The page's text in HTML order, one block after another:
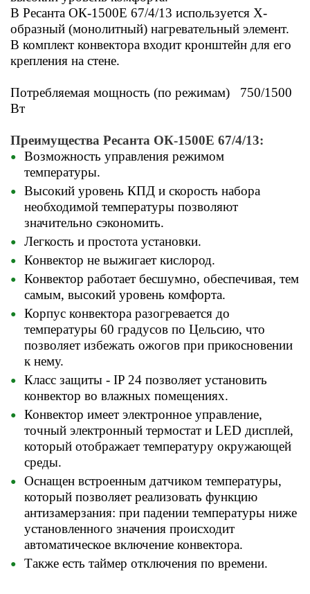
В Ресанта ОК-1500Е 67/4/13 используется Х-
образный (монолитный) нагревательный элемент.
В комплект конвектора входит кронштейн для его
крепления на стене.
Потребляемая мощность (по режимам) 750/1500
Вт
Преимущества Ресанта ОК-1500Е 67/4/13:
Возможность управления режимом
температуры.
Высокий уровень КПД и скорость набора
необходимой температуры позволяют
значительно сэкономить.
Легкость и простота установки.
Конвектор не выжигает кислород.
Конвектор работает бесшумно, обеспечивая, тем
самым, высокий уровень комфорта.
Корпус конвектора разогревается до
температуры 60 градусов по Цельсию, что
позволяет избежать ожогов при прикосновении
к нему.
Класс защиты - IP 24 позволяет установить
конвектор во влажных помещениях.
Конвектор имеет электронное управление,
точный электронный термостат и LED дисплей,
который отображает температуру окружающей
среды.
Оснащен встроенным датчиком температуры,
который позволяет реализовать функцию
антизамерзания: при падении температуры ниже
установленного значения происходит
автоматическое включение конвектора.
Также есть таймер отключения по времени.